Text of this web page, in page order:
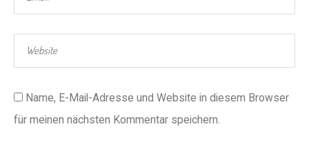
Name, E-Mail-Adresse und Website in diesem Browser
für meinen nächsten Kommentar speichern.